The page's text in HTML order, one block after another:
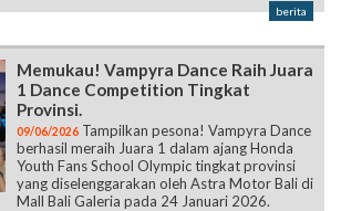
berita
Memukau! Vampyra Dance Raih Juara
1 Dance Competition Tingkat
Provinsi.
09/06/2026 Tampilkan pesona! Vampyra Dance
berhasil meraih Juara 1 dalam ajang Honda
Youth Fans School Olympic tingkat provinsi
yang diselenggarakan oleh Astra Motor Bali di
Mall Bali Galeria pada 24 Januari 2026.